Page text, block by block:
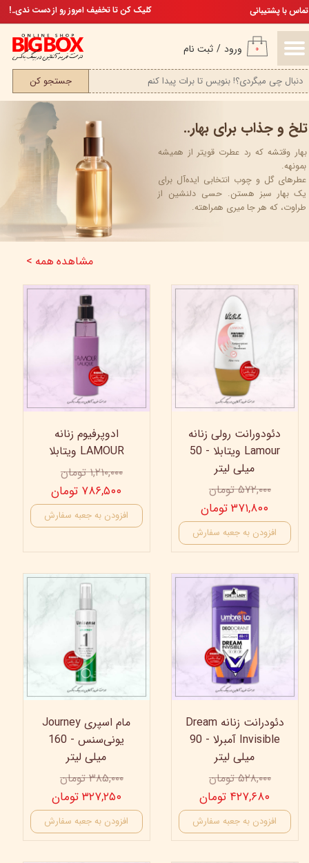
ورود / ثبت نام
حساب کاربری من
تغییر گذر واژه
سفارشات
خروج از حساب کاربری
۰
جستجو کن
تخفیف ویژه، برای مامان خوشگلمکلیک کن تا تخفیف امروز رو از دست ندی..! تماس با پشتیبانی
بهار وقتشه که رد عطرت قویتر از همیشه
بمونهه.
عطرهای گل و چوب انتخابی ایده‌آل برای
یک بهار سبز هستن. حسی دلنشین از
طراوت، که هر جا میری همراهته.
تلخ و جذاب برای بهار..
دئودورانت رولی زنانه
Lamour ویتابلا - 50
میلی لیتر
۵۷۲,۰۰۰ تومان
۳۷۱,۸۰۰ تومان
افزودن به جعبه سفارش
35%
ادوپرفیوم زنانه
LAMOUR ویتابلا
۱,۲۱۰,۰۰۰ تومان
۷۸۶,۵۰۰ تومان
افزودن به جعبه سفارش
35%
دئودرانت زنانه Dream
Invisible آمبرلا - 90
میلی لیتر
۵۲۸,۰۰۰ تومان
۴۲۷,۶۸۰ تومان
افزودن به جعبه سفارش
19%
مام اسپری Journey
یونی‌سنس - 160
میلی لیتر
۳۸۵,۰۰۰ تومان
۳۲۷,۲۵۰ تومان
افزودن به جعبه سفارش
15%
مشاهده همه >